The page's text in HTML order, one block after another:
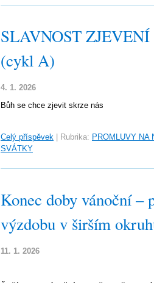
SLAVNOST
(cykl A)
4. 1. 2026
Bůh se chce zjevit skrze nás
Celý příspěvek Rubrika: PROMLUVY NA
SVÁTKY
Konec doby vánoční –
výzdobu v širším
11. 1. 2026